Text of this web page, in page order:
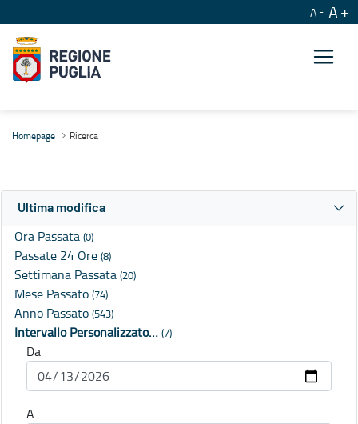
A A
Homepage Ricerca
Ultima modifica
Ora Passata (0)
Passate 24 Ore (8)
Settimana Passata (20)
Mese Passato (74)
Anno Passato (543)
Intervallo Personalizzato… (7)
Da
A